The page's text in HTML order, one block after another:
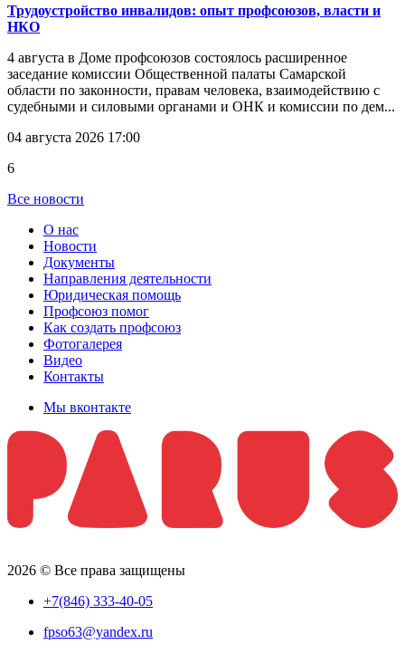
Трудоустройство инвалидов: опыт профсоюзов, власти и
НКО
4 августа в Доме профсоюзов состоялось расширенное
заседание комиссии Общественной палаты Самарской
области по законности, правам человека, взаимодействию с
судебными и силовыми органами и ОНК и комиссии по дем...
04 августа 2026 17:00
6
Все новости
О нас
Новости
Документы
Направления деятельности
Юридическая помощь
Профсоюз помог
Как создать профсоюз
Фотогалерея
Видео
Контакты
Мы вконтакте
2026 © Все права защищены
+7(846) 333-40-05
fpso63@yandex.ru